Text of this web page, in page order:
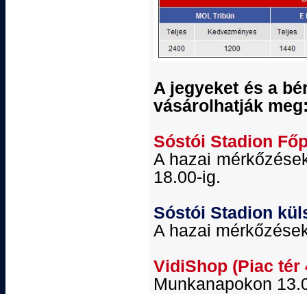
A jegyeket és a
vásárolhatják
Sóstói Stadion
A hazai
18.00-ig.
Sóstói Stadion
A hazai
VidiShop (Piac tér
Munkanapokon